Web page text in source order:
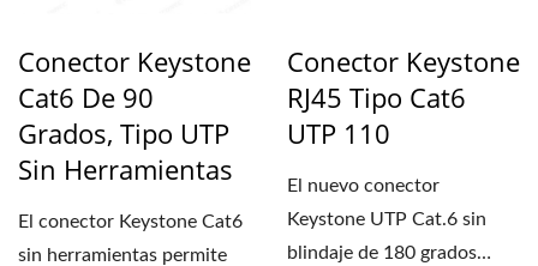
Conector Keystone
Cat6 De 90
Grados, Tipo UTP
Sin Herramientas
El conector Keystone Cat6
sin herramientas permite
Conector Keystone
RJ45 Tipo Cat6
UTP 110
El nuevo conector
Keystone UTP Cat.6 sin
blindaje de 180 grados